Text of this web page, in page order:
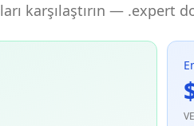
karşılaştırın — .expert